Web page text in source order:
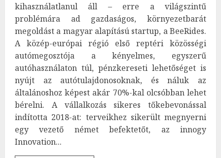
kihasználatlanul áll – erre a világszintű
problémára ad gazdaságos, környezetbarát
megoldást a magyar alapítású startup, a BeeRides.
A közép-európai régió első reptéri közösségi
autómegosztója a kényelmes, egyszerű
autóhasználaton túl, pénzkereseti lehetőséget is
nyújt az autótulajdonosoknak, és náluk az
általánoshoz képest akár 70%-kal olcsóbban lehet
bérelni. A vállalkozás sikeres tőkebevonással
indította 2018-at: terveikhez sikerült megnyerni
egy vezető német befektetőt, az innogy
Innovation...